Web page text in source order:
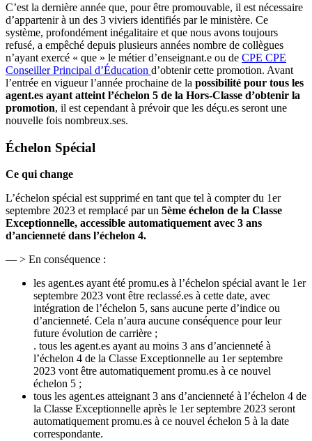
C’est la dernière année que, pour être promouvable, il est nécessaire
d’appartenir à un des 3 viviers identifiés par le ministère. Ce
système, profondément inégalitaire et que nous avons toujours
refusé, a empêché depuis plusieurs années nombre de collègues
n’ayant exercé « que » le métier d’enseignant.e ou de CPE CPE
Conseiller Principal d’Éducation d’obtenir cette promotion. Avant
l’entrée en vigueur l’année prochaine de la possibilité pour tous les
agent.es ayant atteint l’échelon 5 de la Hors-Classe d’obtenir la
promotion, il est cependant à prévoir que les déçu.es seront une
nouvelle fois nombreux.ses.
Échelon Spécial
Ce qui change
L’échelon spécial est supprimé en tant que tel à compter du 1er
septembre 2023 et remplacé par un 5ème échelon de la Classe
Exceptionnelle, accessible automatiquement avec 3 ans
d’ancienneté dans l’échelon 4.
— > En conséquence :
les agent.es ayant été promu.es à l’échelon spécial avant le 1er
septembre 2023 vont être reclassé.es à cette date, avec
intégration de l’échelon 5, sans aucune perte d’indice ou
d’ancienneté. Cela n’aura aucune conséquence pour leur
future évolution de carrière ;
. tous les agent.es ayant au moins 3 ans d’ancienneté à
l’échelon 4 de la Classe Exceptionnelle au 1er septembre
2023 vont être automatiquement promu.es à ce nouvel
échelon 5 ;
tous les agent.es atteignant 3 ans d’ancienneté à l’échelon 4 de
la Classe Exceptionnelle après le 1er septembre 2023 seront
automatiquement promu.es à ce nouvel échelon 5 à la date
correspondante.